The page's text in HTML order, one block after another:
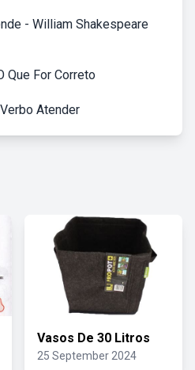
- William Shakespeare
Que For Correto
Atender
Vasos De 30 Litros
25 September 2024